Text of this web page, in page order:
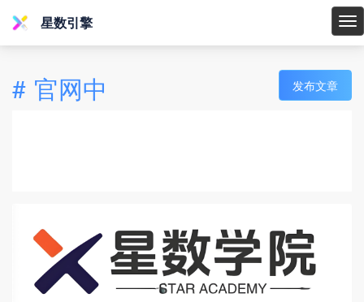
星
引
星数引擎
# 官网中 发布文章